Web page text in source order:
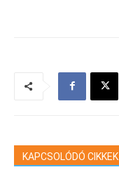
KAPCSOLÓDÓ CIKKEK